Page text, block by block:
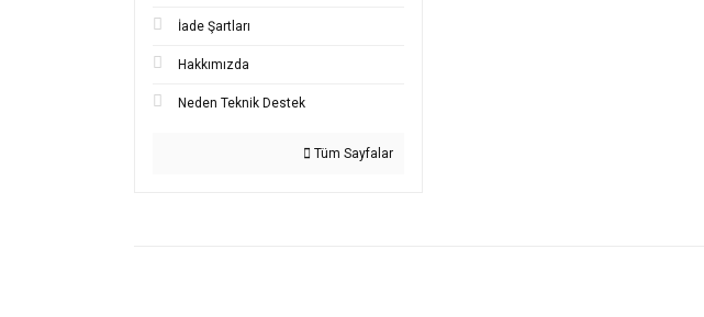
İade Şartları
Hakkımızda
Neden Teknik Destek
Tüm Sayfalar